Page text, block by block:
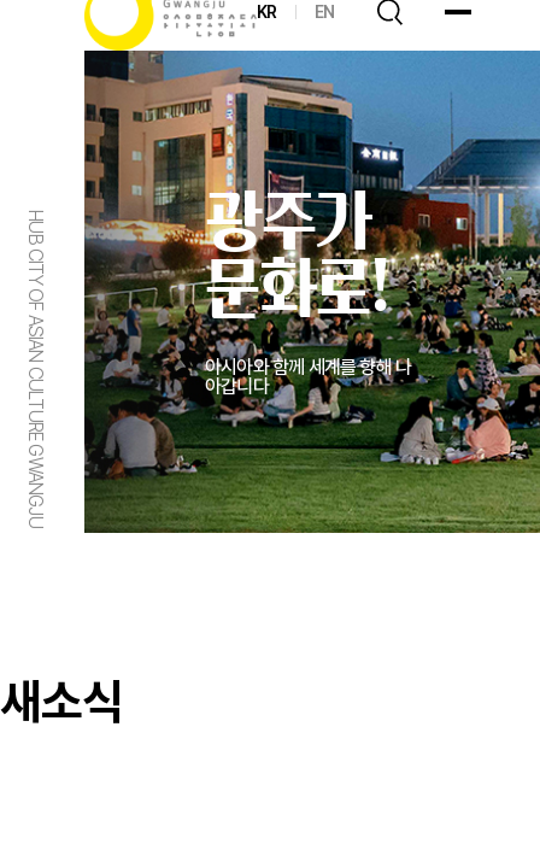
KR EN
HUB CITY OF ASIAN CULTURE GWANGJU
광주가
문화로!
아시아와 함께 세계를 향해 나
아갑니다
새소식